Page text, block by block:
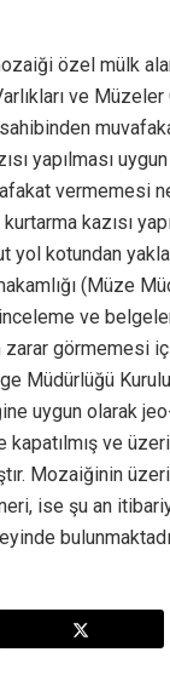
özel mülk
ve Müzeler
yapılması
vermemesi
kazısı
yol kotundan
(Müze
ve
zarar görmemesi
Müdürlüğü
uygun olarak
ve
Mozaiğinin
ise şu an